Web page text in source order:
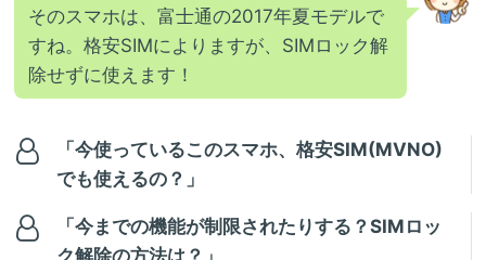
そのスマホは、富士通の2017年夏モデルで
すね。格安SIMによりますが、SIMロック解
除せずに使えます！
「今使っているこのスマホ、格安SIM(MVNO)
でも使えるの？」
「今までの機能が制限されたりする？SIMロッ